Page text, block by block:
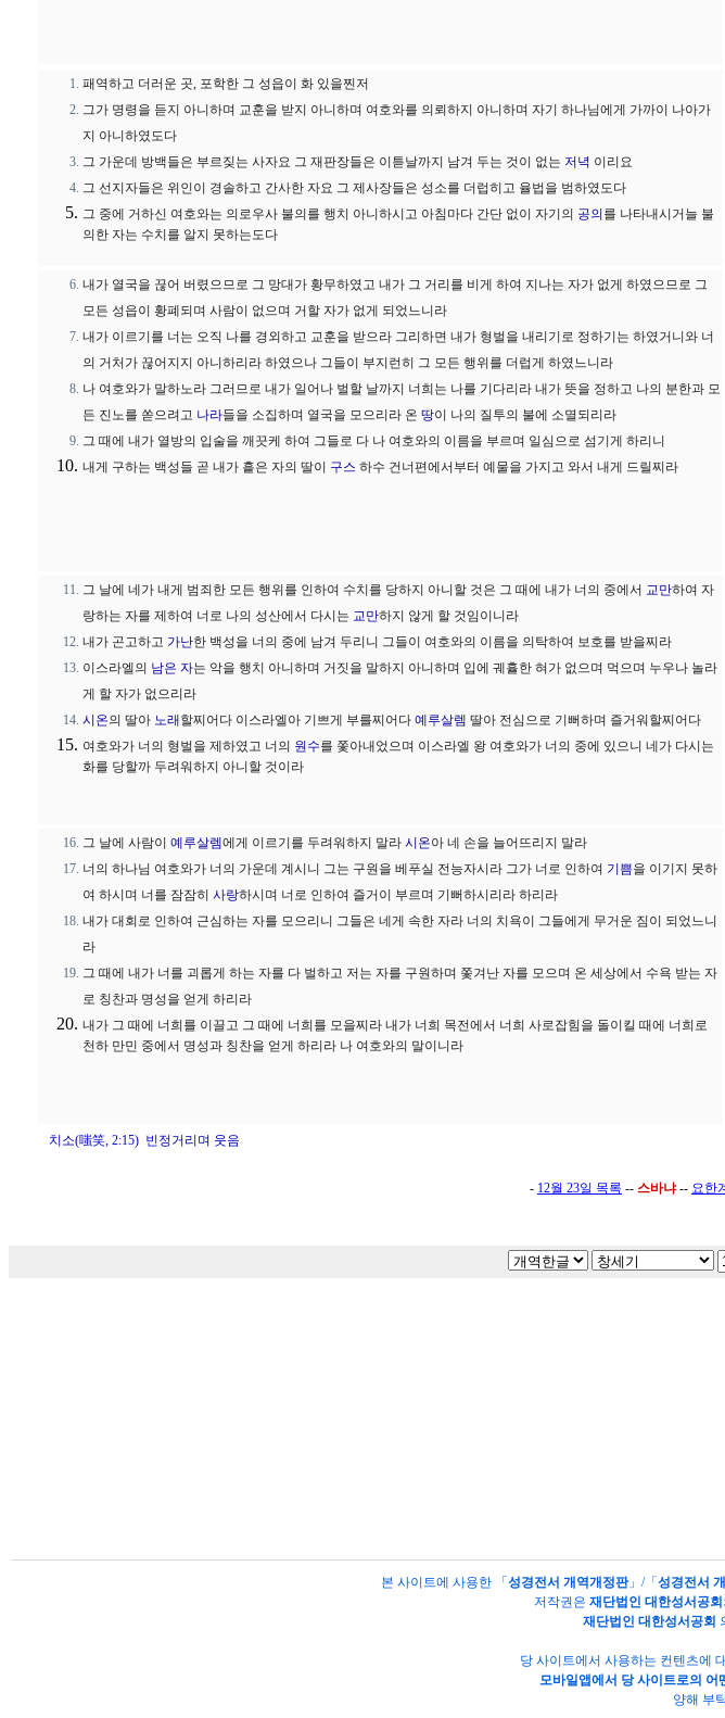
패역하고 더러운 곳, 포학한 그 성읍이 화 있을찐저
그가 명령을 듣지 아니하며 교훈을 받지 아니하며 여호와를 의뢰하지 아니하며 자기 하나님에게 가까이 나아가
지 아니하였도다
그 가운데 방백들은 부르짖는 사자요 그 재판장들은 이튿날까지 남겨 두는 것이 없는 저녁 이리요
그 선지자들은 위인이 경솔하고 간사한 자요 그 제사장들은 성소를 더럽히고 율법을 범하였도다
그 중에 거하신 여호와는 의로우사 불의를 행치 아니하시고 아침마다 간단 없이 자기의 공의 를 나타내시거늘 불
의한 자는 수치를 알지 못하는도다
내가 열국을 끊어 버렸으므로 그 망대가 황무하였고 내가 그 거리를 비게 하여 지나는 자가 없게 하였으므로 그
모든 성읍이 황폐되며 사람이 없으며 거할 자가 없게 되었느니라
내가 이르기를 너는 오직 나를 경외하고 교훈을 받으라 그리하면 내가 형벌을 내리기로 정하기는 하였거니와 너
의 거처가 끊어지지 아니하리라 하였으나 그들이 부지런히 그 모든 행위를 더럽게 하였느니라
나 여호와가 말하노라 그러므로 내가 일어나 벌할 날까지 너희는 나를 기다리라 내가 뜻을 정하고 나의 분한과 모
든 진노를 쏟으려고 나라들을 소집하며 열국을 모으리라 온 땅이 나의 질투의 불에 소멸되리라
그 때에 내가 열방의 입술을 깨끗케 하여 그들로 다 나 여호와의 이름을 부르며 일심으로 섬기게 하리니
내게 구하는 백성들 곧 내가 흩은 자의 딸이 구스 하수 건너편에서부터 예물을 가지고 와서 내게 드릴찌라
그 날에 네가 내게 범죄한 모든 행위를 인하여 수치를 당하지 아니할 것은 그 때에 내가 너의 중에서 교만하여 자
랑하는 자를 제하여 너로 나의 성산에서 다시는 교만하지 않게 할 것임이니라
내가 곤고하고 가난한 백성을 너의 중에 남겨 두리니 그들이 여호와의 이름을 의탁하여 보호를 받을찌라
이스라엘의 남은 자는 악을 행치 아니하며 거짓을 말하지 아니하며 입에 궤휼한 혀가 없으며 먹으며 누우나 놀라
게 할 자가 없으리라
시온의 딸아 노래 할찌어다 이스라엘아 기쁘게 부를찌어다 예루살렘 딸아 전심으로 기뻐하며 즐거워할찌어다
여호와가 너의 형벌을 제하였고 너의 원수를 쫓아내었으며 이스라엘 왕 여호와가 너의 중에 있으니 네가 다시는
화를 당할까 두려워하지 아니할 것이라
그 날에 사람이 예루살렘에게 이르기를 두려워하지 말라 시온아 네 손을 늘어뜨리지 말라
너의 하나님 여호와가 너의 가운데 계시니 그는 구원을 베푸실 전능자시라 그가 너로 인하여 기쁨을 이기지 못하
여 하시며 너를 잠잠히 사랑하시며 너로 인하여 즐거이 부르며 기뻐하시리라 하리라
내가 대회로 인하여 근심하는 자를 모으리니 그들은 네게 속한 자라 너의 치욕이 그들에게 무거운 짐이 되었느니
라
그 때에 내가 너를 괴롭게 하는 자를 다 벌하고 저는 자를 구원하며 쫓겨난 자를 모으며 온 세상에서 수욕 받는 자
로 칭찬과 명성을 얻게 하리라
내가 그 때에 너희를 이끌고 그 때에 너희를 모을찌라 내가 너희 목전에서 너희 사로잡힘을 돌이킬 때에 너희로
천하 만민 중에서 명성과 칭찬을 얻게 하리라 나 여호와의 말이니라
치소(嗤笑, 2:15) 빈정거리며 웃음
- 12월 23일 목록 -- 스바냐-- 요한
본 사이트에 사용한 「 성경전서 개역개정판」/「 성경전서
저작권은 재단법인 대한성서공회
재단법인 대한성서공회
당 사이트에서 사용하는 컨텐츠에
모바일앱에서 당 사이트로의 어
양해 부